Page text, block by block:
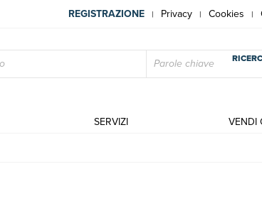
REGISTRAZIONE | Privacy | Cookies |
SERVIZI VENDI
JOUR | Libri antichi e moderni | Lesur Elisabeth